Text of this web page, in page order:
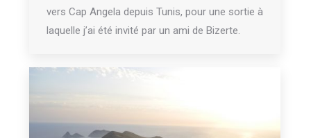
vers Cap Angela depuis Tunis, pour une sortie à
laquelle j’ai été invité par un ami de Bizerte.